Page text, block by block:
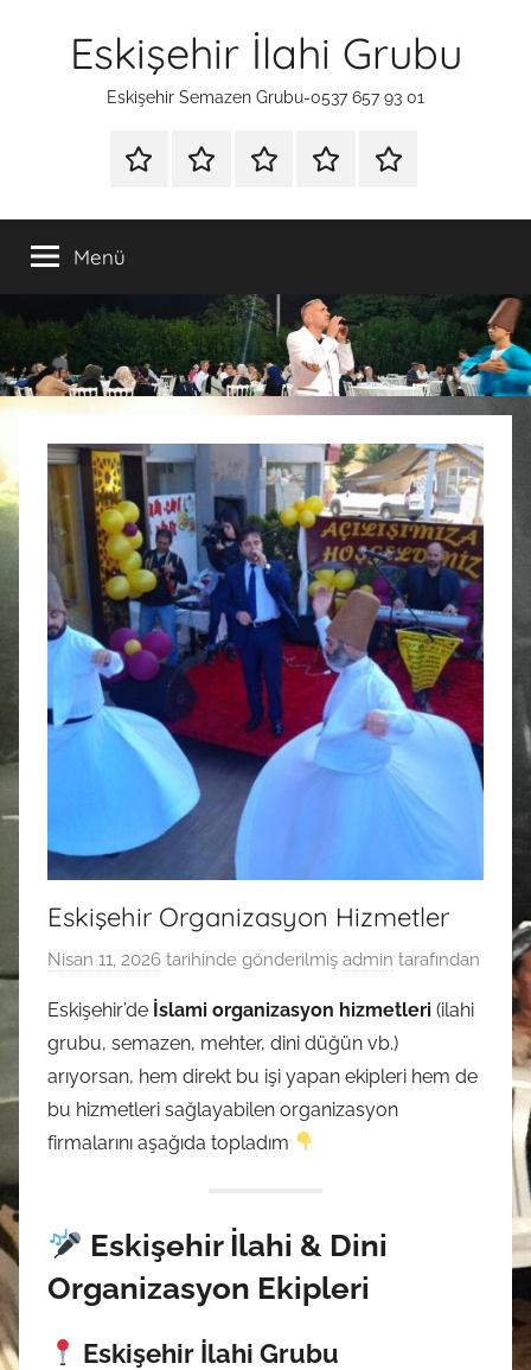
Eskişehir İlahi Grubu
Eskişehir Semazen Grubu-0537 657 93 01
ANA
SÜNNETİLAHİ
HAKKIMIZDA
İLETİŞİM
Menü
Eskişehir Organizasyon Hizmetler
Nisan 11, 2026 tarihinde gönderilmiş admin tarafından
Eskişehir’de İslami organizasyon hizmetleri (ilahi
grubu, semazen, mehter, dini düğün vb.)
arıyorsan, hem direkt bu işi yapan ekipleri hem de
bu hizmetleri sağlayabilen organizasyon
firmalarını aşağıda topladım
Eskişehir İlahi & Dini
Organizasyon Ekipleri
Eskişehir İlahi Grubu